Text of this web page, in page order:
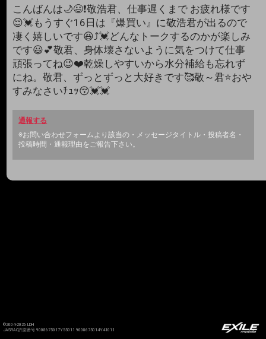
こんばんは🌙😃❗敬浩君、仕事遅くまで お疲れ様です
😌💓もうすぐ16日は『爆買い』に敬浩君が出るので
凄く嬉しいです😆⤴️💓どんなトークするのかが楽しみ
です😃💕敬君、身体壊さないように気をつけて仕事
頑張ってね😉❤️乾燥しやすいから水分補給も忘れず
にね。敬君、ずっとずっと大好きです🥰敬～君⭐おや
すみなさいﾁｭｯ😚💓💓
通報する
※お問い合わせフォームより該当の・メッセージタイトル・投稿者名・
投稿時間・通報理由をご報告下さい。
©2004-2026 LDH
JASRAC許諾番号 9008675017Y55011 9008675014Y41011